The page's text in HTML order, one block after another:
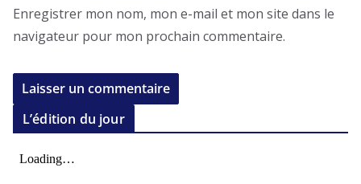
Enregistrer mon nom, mon e-mail et mon site dans le
navigateur pour mon prochain commentaire.
L’édition du jour